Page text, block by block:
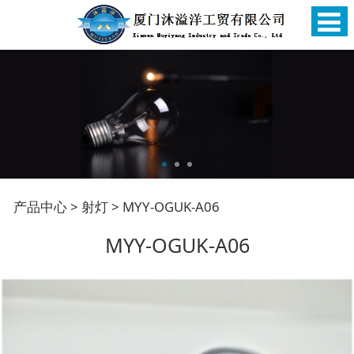
MYY-OGUK-A06
产品中心> 射灯> MYY-OGUK-A06
MYY-OGUK-A06